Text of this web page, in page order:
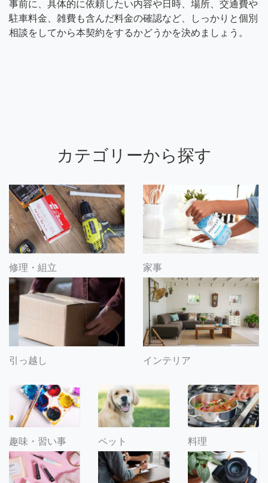
事前に、具体的に依頼したい内容や日時、場所、交通費や
駐車料金、雑費も含んだ料金の確認など、しっかりと個別
相談をしてから本契約をするかどうかを決めましょう。
カテゴリーから探す
修理・組立 家事
引っ越し インテリア
趣味・習い事 ペット 料理